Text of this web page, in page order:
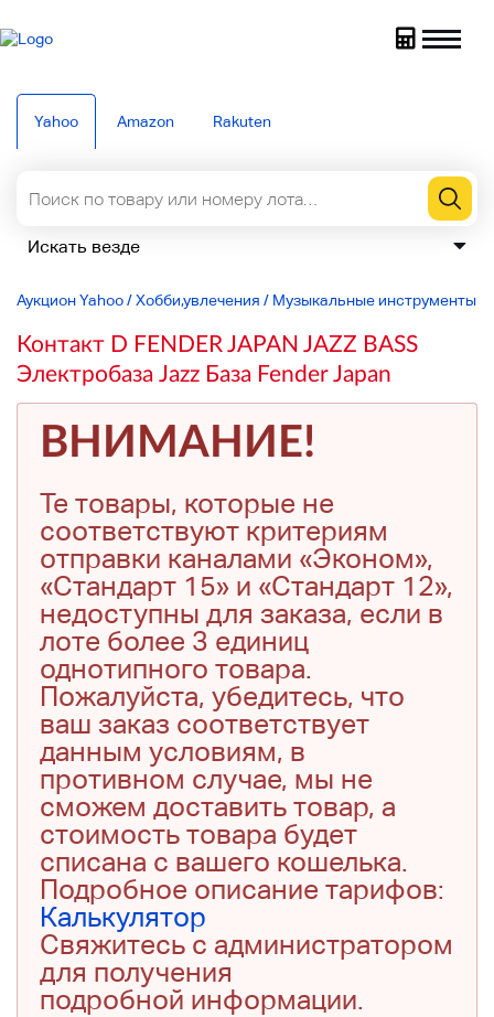
Yahoo Amazon Rakuten
Аукцион Yahoo/Хобби,увлечения / Музыкальные инструменты
Контакт D FENDER JAPAN JAZZ BASS
Электробаза Jazz База Fender Japan
ВНИМАНИЕ!
Те товары, которые не
соответствуют критериям
отправки каналами «Эконом»,
«Стандарт 15» и «Стандарт 12»,
недоступны для заказа, если в
лоте более 3 единиц
однотипного товара.
Пожалуйста, убедитесь, что
ваш заказ соответствует
данным условиям, в
противном случае, мы не
сможем доставить товар, а
стоимость товара будет
списана с вашего кошелька.
Подробное описание тарифов:
Калькулятор
Свяжитесь с администратором
для получения
подробной информации.